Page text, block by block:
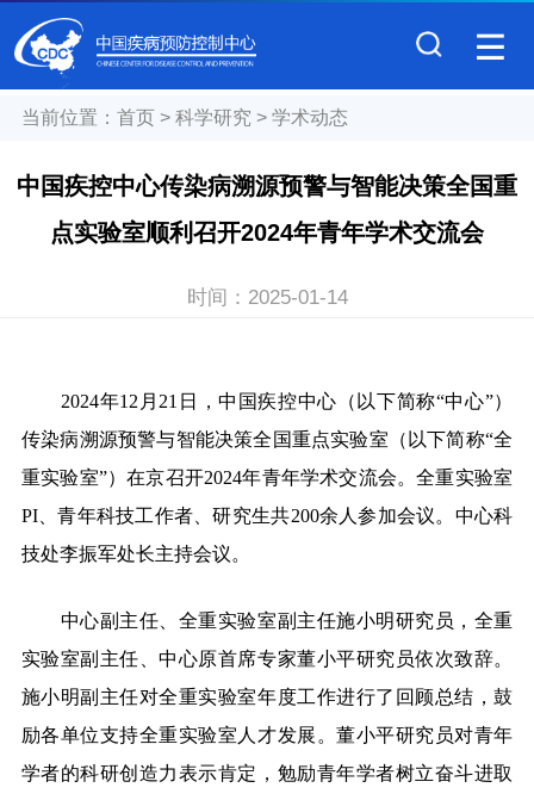
当前位置： 首页> 科学研究 > 学术动态
中国疾控中心传染病溯源预警与智能决策全国重
点实验室顺利召开2024年青年学术交流会
时间： 2025-01-14
2024年12月21日，中国疾控中心（以下简称“中心”）
传染病溯源预警与智能决策全国重点实验室（以下简称“全
重实验室”）在京召开2024年青年学术交流会。全重实验室
PI、青年科技工作者、研究生共200余 人参加会议。 中心科
技处李振军处长主持会议。
中心副主任、全重实验室副主任施小明研究员，全重
实验室副主任、中心原首席专家董小平研究员依次致辞。
施小明副主任对全重实验室年度工作进行了回顾总结，鼓
励各单位支持全重实验室人才发展。董小平研究员对青年
学者的科研创造力表示肯定，勉励青年学者树立奋斗进取